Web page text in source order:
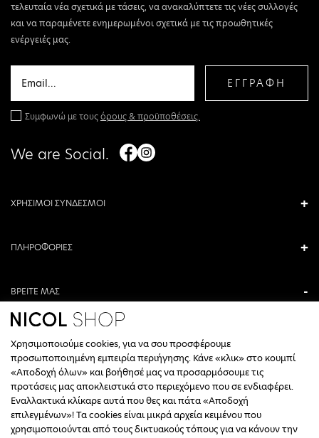
τελευταία νέα σχετικά με τάσεις, να ανακαλύπτετε τις νέες συλλογές
και να παραμένετε ενημερωμένοι σχετικά με τις προωθητικές
ενέργειές μας.
ΕΓΓΡΑΦΗ
Συμφωνώ με τουςόρους & προϋποθέσεις.
We are Social.
ΧΡΗΣΙΜΟΙ ΣΥΝΔΕΣΜΟΙ
ΠΛΗΡΟΦΟΡΙΕΣ
ΒΡΕΙΤΕ ΜΑΣ
ΑΝΤΩΝΙΟΥ ΚΑΜΑΡΑ 3, ΒΕΡΟΙΑ, ΕΛΛΑΔΑ
+30 23310 76336
ΩΡΑΡΙΟ ΤΗΛΕΦΩΝΙΚΟΥ ΚΕΝΤΡΟΥ
ΔΕΥΤΕΡΑ, ΤΕΤΑΡΤΗ: 09:00 - 14:30
ΤΡΙΤΗ, ΠΕΜΠΤΗ, ΠΑΡΑΣΚΕΥΗ: 09:30 - 14:00 & 17:30 - 21:00
ΣΑΒΒΑΤΟ: 09:30 - 14:30
Χρησιμοποιούμε cookies, για να σου προσφέρουμε
προσωποποιημένη εμπειρία περιήγησης. Κάνε «κλικ» στο κουμπί
«Αποδοχή όλων» και βοήθησέ μας να προσαρμόσουμε τις
προτάσεις μας αποκλειστικά στο περιεχόμενο που σε ενδιαφέρει.
Εναλλακτικά κλίκαρε αυτά που θες και πάτα «Αποδοχή
επιλεγμένων»! Τα cookies είναι μικρά αρχεία κειμένου που
χρησιμοποιούνται από τους δικτυακούς τόπους για να κάνουν την